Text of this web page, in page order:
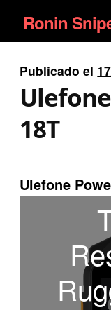
Ir
a
la
navegación
Ir
al
contenido
Ronin
EQUIPAMIENTO
SATELITALES
Publicado el
18T
Ulefone